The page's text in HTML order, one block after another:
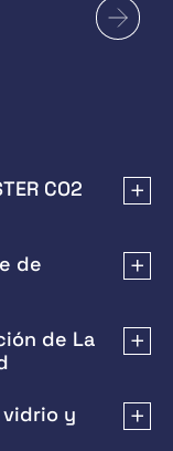
CO2
de
de La
y